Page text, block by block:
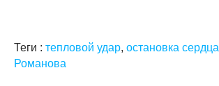
Теги : тепловой удар, остановка сердца
Романова